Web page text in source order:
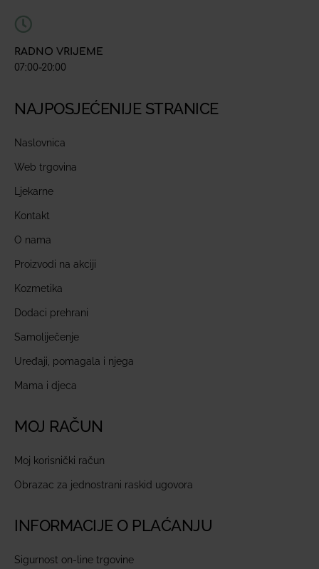
RADNO VRIJEME
07:00-20:00
NAJPOSJEĆENIJE STRANICE
Naslovnica
Web trgovina
Ljekarne
Kontakt
O nama
Proizvodi na akciji
Kozmetika
Dodaci prehrani
Samoliječenje
Uređaji, pomagala i njega
Mama i djeca
MOJ RAČUN
Moj korisnički račun
Obrazac za jednostrani raskid ugovora
INFORMACIJE O PLAĆANJU
Sigurnost on-line trgovine